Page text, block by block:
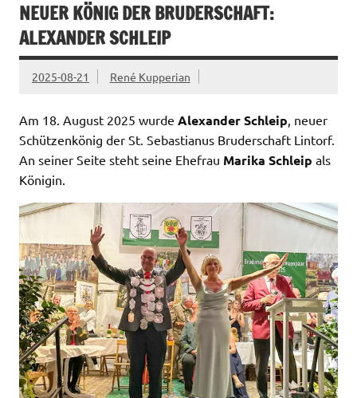
NEUER KÖNIG DER BRUDERSCHAFT:
ALEXANDER SCHLEIP
2025-08-21 René Kupperian
Am 18. August 2025 wurde Alexander Schleip, neuer
Schützenkönig der St. Sebastianus Bruderschaft Lintorf.
An seiner Seite steht seine Ehefrau Marika Schleip als
Königin.